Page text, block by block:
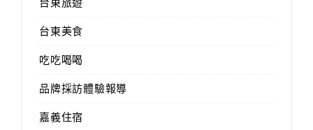
台東旅遊
台東美食
吃吃喝喝
品牌採訪體驗報導
嘉義住宿